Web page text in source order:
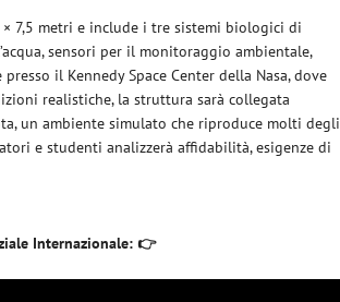
7,5 metri e include i tre sistemi biologici di
sensori per il monitoraggio ambientale,
il Kennedy Space Center della Nasa, dove
realistiche, la struttura sarà collegata
un ambiente simulato che riproduce molti degli
e studenti analizzerà affidabilità, esigenze di
Internazionale: 👉